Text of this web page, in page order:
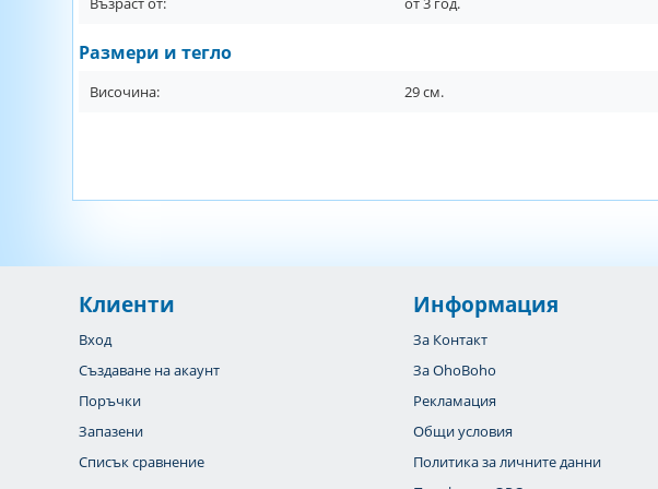
Размери и тегло
Височина: 29см.
Клиенти
Вход
Създаване на акаунт
Поръчки
Запазени
Списък сравнение
Информация
За Контакт
За OhoBoho
Рекламация
Общи условия
Политика за личните данни